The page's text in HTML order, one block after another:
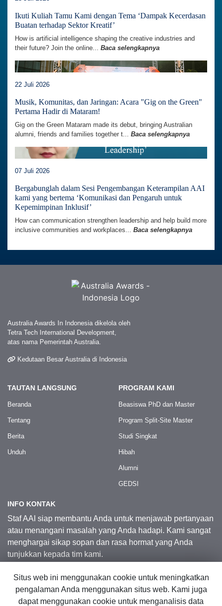
Ikuti Kuliah Tamu Kami dengan Tema ‘Dampak Kecerdasan
Buatan terhadap Sektor Kreatif’
How is artificial intelligence shaping the creative industries and
their future? Join the online... Baca selengkapnya
22 Juli 2026
Musik, Komunitas, dan Jaringan: Acara "Gig on the Green"
Pertama Hadir di Mataram!
Gig on the Green Mataram made its debut, bringing Australian
alumni, friends and families together t... Baca selengkapnya
07 Juli 2026
Bergabunglah dalam Sesi Pengembangan Keterampilan AAI
kami yang bertema ‘Komunikasi dan Pengaruh untuk
Kepemimpinan Inklusif’
How can communication strengthen leadership and help build more
inclusive communities and workplaces... Baca selengkapnya
Australia Awards In Indonesia dikelola oleh
Tetra Tech International Development,
atas nama Pemerintah Australia.
Kedutaan Besar Australia di Indonesia
TAUTAN LANGSUNG
Beranda
Tentang
Berita
Unduh
PROGRAM KAMI
Beasiswa PhD dan Master
Program Split-Site Master
Studi Singkat
Hibah
Alumni
GEDSI
INFO KONTAK
Staf AAI siap membantu Anda untuk menjawab pertanyaan
atau menangani masalah yang Anda hadapi. Kami sangat
menghargai sikap sopan dan rasa hormat yang Anda
tunjukkan kepada tim kami.
Kontak Kami
Situs web ini menggunakan cookie untuk meningkatkan
pengalaman Anda menggunakan situs web. Kami juga
dapat menggunakan cookie untuk menganalisis data